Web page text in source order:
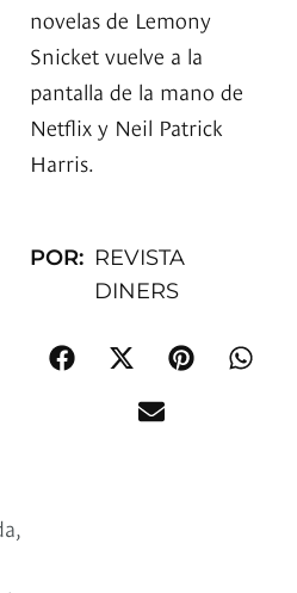
novelas de Lemony
Snicket vuelve a la
pantalla de la mano de
Netflix y Neil Patrick
Harris.
POR: REVISTA
DINERS